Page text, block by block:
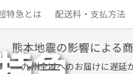
特急とは 配送料・支払方法
熊本地震の影響による
九州全域へのお届けに遅延